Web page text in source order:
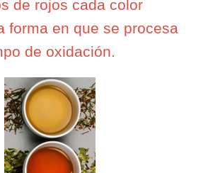
de rojos cada color
forma en que se procesa
de oxidación.